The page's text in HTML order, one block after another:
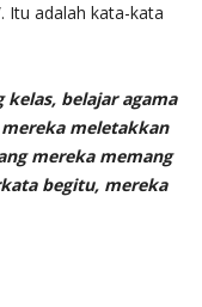
Itu adalah kata-kata
belajar agama
meletakkan
mereka memang
begitu, mereka